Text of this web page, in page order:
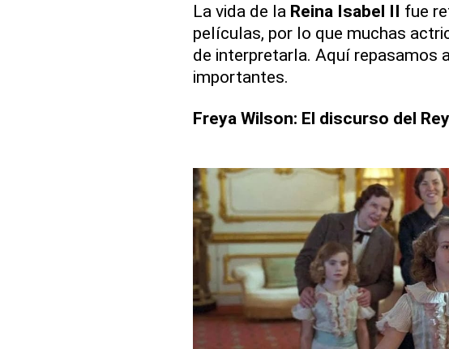
La vida de la Reina Isabel II fue
películas, por lo que muchas
de interpretarla. Aquí repasamos
importantes.
Freya Wilson: El discurso del Rey